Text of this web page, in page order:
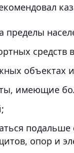
средств
объектах
имеющие
опор и